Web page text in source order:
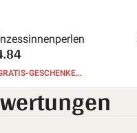
GESCHENKE